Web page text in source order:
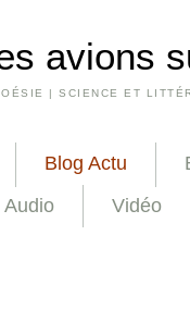
avions
| SCIENCE ET
Blog Actu
Audio Vidéo